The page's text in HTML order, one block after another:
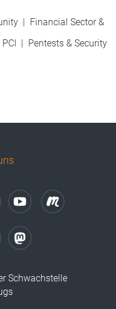
| Financial Sector &
PCI | Pentests & Security
Schwachstelle